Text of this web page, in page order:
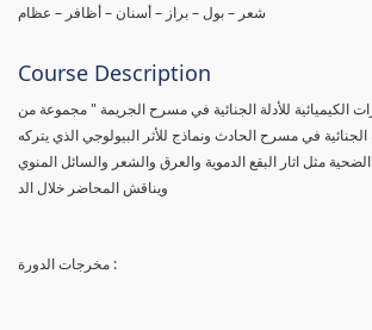
شعر – بول – براز – أسنان – أظافر – عظام
Course Description
الكيميائية للأدلة الجنائية في مسرح الجريمة " مجموعة من
في مسرح الحادث ونماذج للأثر البيولوجي الذي يتركه
مثل اثار البقع الدموية والعرق والشعر والسائل المنوي
ويناقش المحاضر خلال الد
مخرجات الدورة :